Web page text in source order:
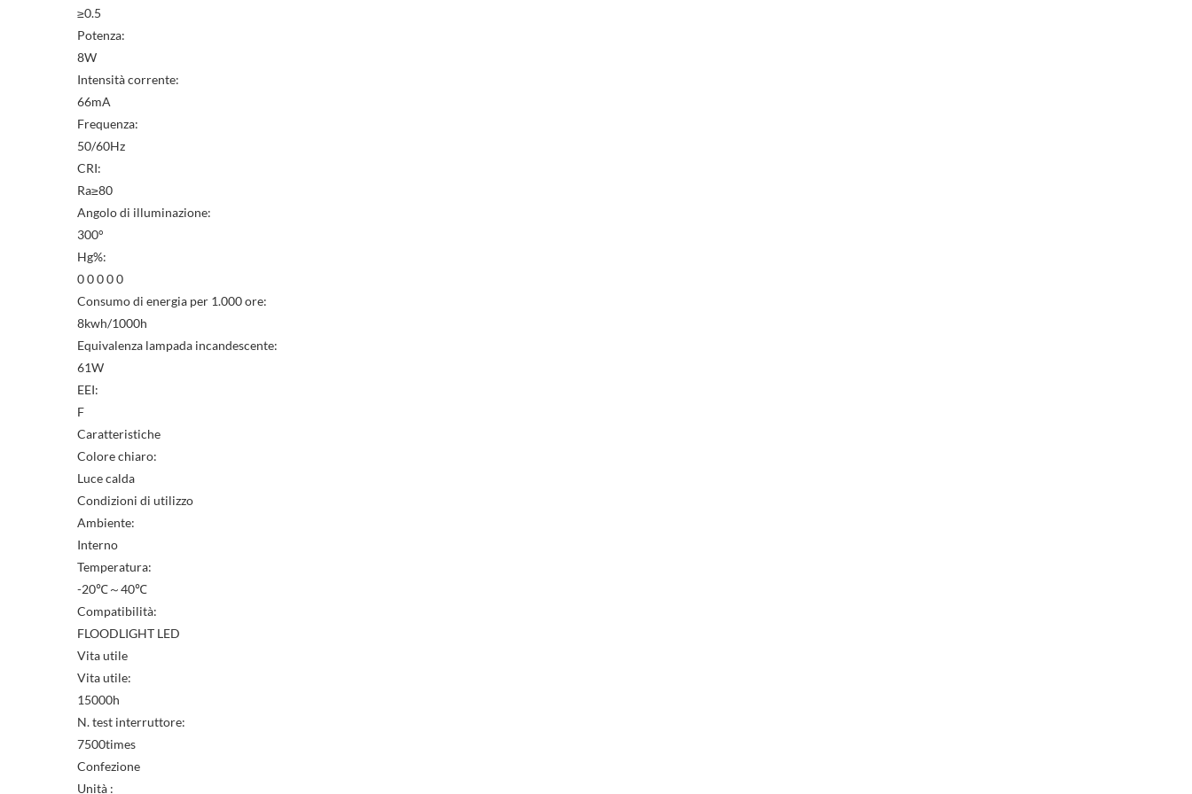
≥0.5
Potenza:
8W
Intensità corrente:
66mA
Frequenza:
50/60Hz
CRI:
Ra≥80
Angolo di illuminazione:
300°
Hg%:
0 0 0 0 0
Consumo di energia per 1.000 ore:
8kwh/1000h
Equivalenza lampada incandescente:
61W
EEI:
F
Caratteristiche
Colore chiaro:
Luce calda
Condizioni di utilizzo
Ambiente:
Interno
Temperatura:
-20℃～40℃
Compatibilità:
FLOODLIGHT LED
Vita utile
Vita utile:
15000h
N. test interruttore:
7500times
Confezione
Unità :